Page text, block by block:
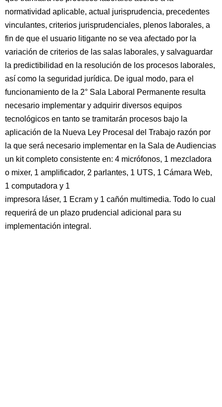
normatividad aplicable, actual jurisprudencia, precedentes
vinculantes, criterios jurisprudenciales, plenos laborales, a
fin de que el usuario litigante no se vea afectado por la
variación de criterios de las salas laborales, y salvaguardar
la predictibilidad en la resolución de los procesos laborales,
así como la seguridad jurídica. De igual modo, para el
funcionamiento de la 2° Sala Laboral Permanente resulta
necesario implementar y adquirir diversos equipos
tecnológicos en tanto se tramitarán procesos bajo la
aplicación de la Nueva Ley Procesal del Trabajo razón por
la que será necesario implementar en la Sala de Audiencias
un kit completo consistente en: 4 micrófonos, 1 mezcladora
o mixer, 1 amplificador, 2 parlantes, 1 UTS, 1 Cámara Web,
1 computadora y 1
impresora láser, 1 Ecram y 1 cañón multimedia. Todo lo cual
requerirá de un plazo prudencial adicional para su
implementación integral.